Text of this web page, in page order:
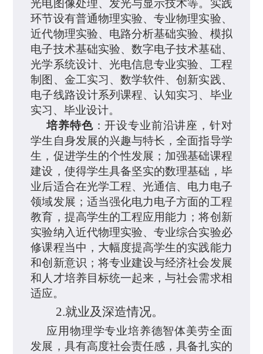
光电图像处理、发光与显示技术等。 实践
环节设有普通物理实验、专业物理实验、
近代物理实验、电路分析基础实验、模拟
电子技术基础实验、数字电子技术基础、
光学系统设计、光电信息专业实验、工程
制图、金工实习、数学软件、创新实践、
电子线路设计系列课程、认知实习、毕业
实习、毕业设计。
培养特色：开设专业前沿讲座，针对
学生自身发展的兴趣与特长，全面指导学
生，促进学生的个性发展；加强基础课程
建设，使得学生具备坚实的数理基础，毕
业后适合在光学工程、光通信、电力电子
领域发展；适当强化电力电子方面的工程
教育，提高学生的工程应用能力；将创新
实验纳入近代物理实验、专业综合实验必
修课程当中，大幅度提高学生的实践能力
和创新意识；将专业建设与经济社会发展
和人才培养目标统一起来，与社会需求相
适应。
2.就业及深造情况。
应用物理学专业培养德智体美劳全面
发展，具有高度社会责任感，具备扎实的